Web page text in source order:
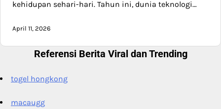
kehidupan sehari-hari. Tahun ini, dunia teknologi…
April 11, 2026
Referensi Berita Viral dan Trending
togel hongkong
macaugg